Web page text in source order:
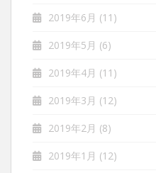
2019年6月 (11)
2019年5月 (6)
2019年4月 (11)
2019年3月 (12)
2019年2月 (8)
2019年1月 (12)